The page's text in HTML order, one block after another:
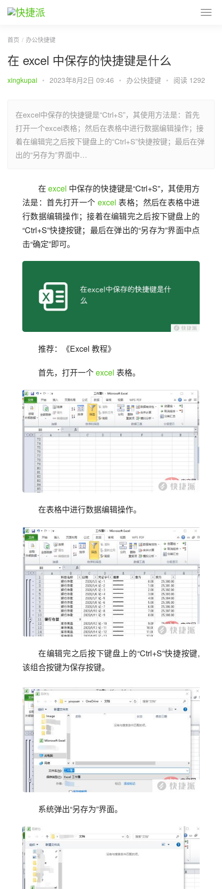
首页 办公快捷键
在 excel 中保存的快捷键是什么
xingkupai • 2023年8月2日 09:46 • 办公快捷键 • 阅读 1292
在excel中保存的快捷键是“Ctrl+S”，其使用方法是：首先
打开一个excel表格；然后在表格中进行数据编辑操作；接
着在编辑完之后按下键盘上的“Ctrl+S”快捷按键；最后在弹
出的“另存为”界面中…
在 excel 中保存的快捷键是“Ctrl+S”，其使用方
法是：首先打开一个 excel 表格；然后在表格中进
行数据编辑操作；接着在编辑完之后按下键盘上的
“Ctrl+S”快捷按键；最后在弹出的“另存为”界面中点
击“确定”即可。
推荐：《Excel 教程》
首先，打开一个 excel 表格。
在表格中进行数据编辑操作。
在编辑完之后按下键盘上的“Ctrl+S”快捷按键,
该组合按键为保存按键。
系统弹出“另存为”界面。